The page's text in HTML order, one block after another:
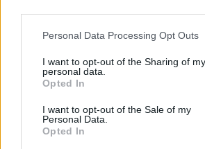
Please note that this website/app uses
not limited to your visit or usage
grant or deny consent to Google and its
use your data for below specified
consent section.
Personal Data Processing Opt Outs
I want to opt-out of the Sharing of my
personal data.
Opted In
I want to opt-out of the Sale of my
Personal Data.
Opted In
Ελλάδα:
τρίποντα με
από 15:19 το
14/AUG/25 18:53
ευστοχήσει για πρώτη φορά πίσω από
6,75μ....